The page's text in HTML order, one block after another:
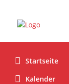
Startseite
Kalender